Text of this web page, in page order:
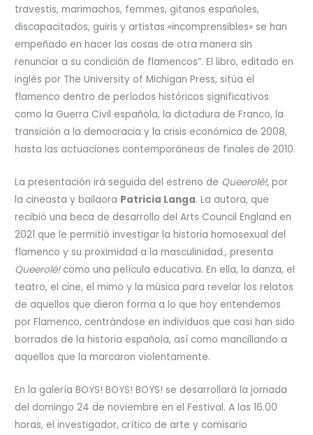
travestis, marimachos, femmes, gitanos españoles,
discapacitados, guiris y artistas «incomprensibles» se han
empeñado en hacer las cosas de otra manera sin
renunciar a su condición de flamencos”. El libro, editado en
inglés por The University of Michigan Press, sitúa el
flamenco dentro de períodos históricos significativos
como la Guerra Civil española, la dictadura de Franco, la
transición a la democracia y la crisis económica de 2008,
hasta las actuaciones contemporáneas de finales de 2010.
La presentación irá seguida del estreno de Queerolé!, por
la cineasta y bailaora Patricia Langa. La autora, que
recibió una beca de desarrollo del Arts Council England en
2021 que le permitió investigar la historia homosexual del
flamenco y su proximidad a la masculinidad., presenta
Queerolé!como una película educativa. En ella, la danza, el
teatro, el cine, el mimo y la música para revelar los relatos
de aquellos que dieron forma a lo que hoy entendemos
por Flamenco, centrándose en individuos que casi han sido
borrados de la historia española, así como mancillando a
aquellos que la marcaron violentamente.
En la galería BOYS! BOYS! BOYS! se desarrollará la jornada
del domingo 24 de noviembre en el Festival. A las 16.00
horas, el investigador, crítico de arte y comisario